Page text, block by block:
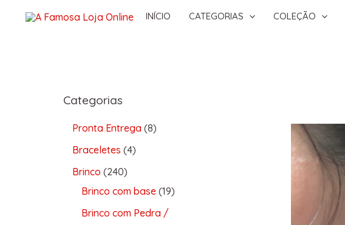
INÍCIO CATEGORIAS COLEÇÃO
Categorias
Pronta Entrega 8
Braceletes 4
Brinco 240
Brinco com base 19
Brinco com Pedra /